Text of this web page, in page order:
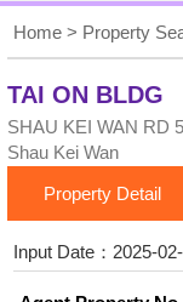
Home > Property
TAI ON BLDG
SHAU KEI WAN RD
Shau Kei Wan
Property Detail
Input Date：2025-